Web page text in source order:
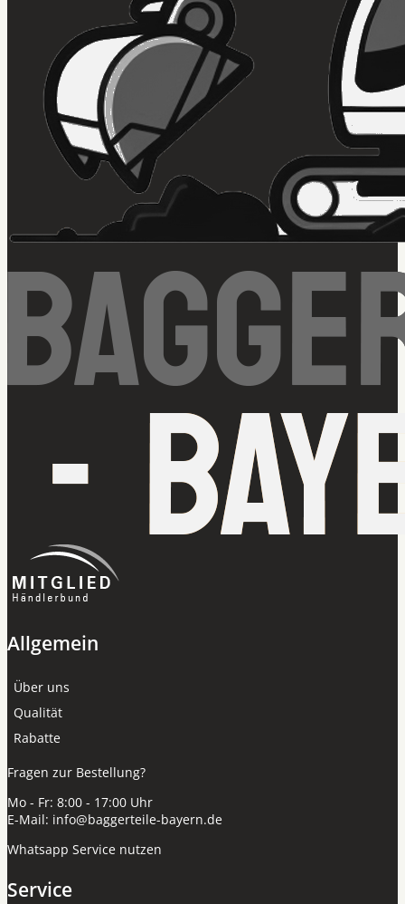
Allgemein
Über uns
Qualität
Rabatte
Fragen zur Bestellung?
Mo - Fr: 8:00 - 17:00 Uhr
E-Mail: info@baggerteile-bayern.de
Whatsapp Service nutzen
Service